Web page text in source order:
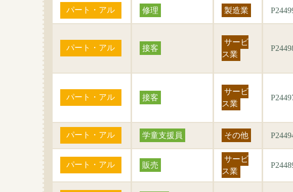
パート・アル 修理 製造業
パート・アル 接客
サービ
ス業
パート・アル 接客
サービ
ス業
パート・アル 学童支援員 その他
パート・アル 販売
サービ
ス業